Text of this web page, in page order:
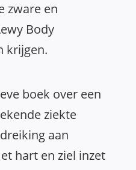
zware en
Body
krijgen.
boek over een
ziekte
aan
hart en ziel inzet